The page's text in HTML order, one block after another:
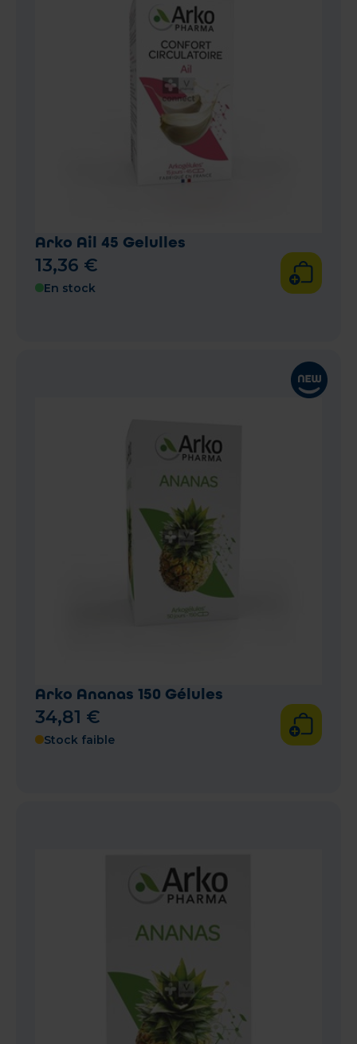
Arko Ail 45 Gelulles
13,36 €
En stock
Arko Ananas 150 Gélules
34,81 €
Stock faible